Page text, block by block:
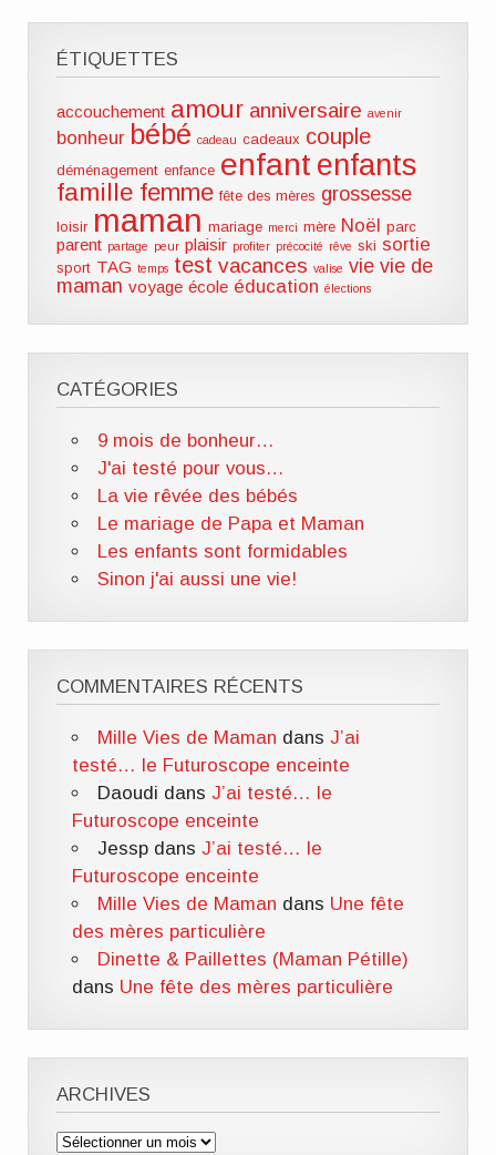
ÉTIQUETTES
accouchement amour anniversaire avenir
bonheur bébé cadeau cadeaux couple
déménagement enfance enfant enfants
famille femme fête des mères grossesse
loisir maman mariage merci mère Noël parc
parent partage peur plaisir profiter précocité rêve ski sortie
sport TAG temps test vacances valise vie vie de
maman voyage école éducation élections
CATÉGORIES
9 mois de bonheur…
J'ai testé pour vous…
La vie rêvée des bébés
Le mariage de Papa et Maman
Les enfants sont formidables
Sinon j'ai aussi une vie!
COMMENTAIRES RÉCENTS
Mille Vies de Maman dans J’ai
testé… le Futuroscope enceinte
Daoudi dans J’ai testé… le
Futuroscope enceinte
Jesspdans J’ai testé… le
Futuroscope enceinte
Mille Vies de Maman dans Une fête
des mères particulière
Dinette & Paillettes (Maman Pétille)
dans Une fête des mères particulière
ARCHIVES
Archives